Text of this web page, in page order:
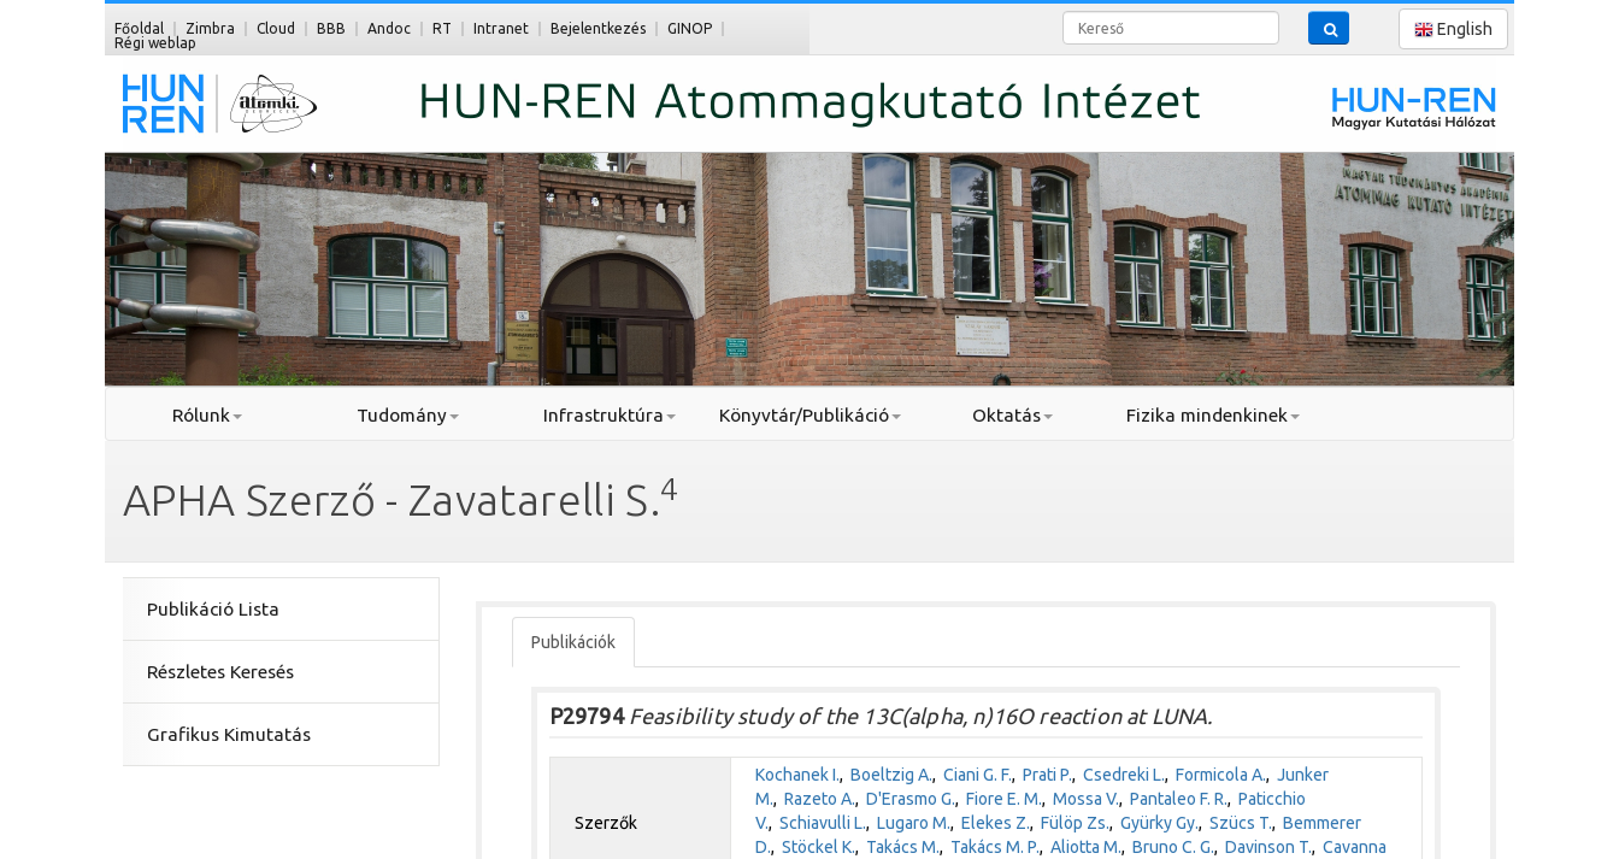
Főoldal Zimbra Cloud BBB Andoc RT Intranet Bejelentkezés
GINOP
Régi weblap
Kereső English
Rólunk Tudomány Infrastruktúra Könyvtár/Publikáció Oktatás Fizika mindenkinek
APHA Szerző - Zavatarelli S.4
Publikáció Lista
Részletes Keresés
Grafikus Kimutatás
Publikációk
P29794Feasibility study of the 13C(alpha, n)16O reaction at LUNA.
Szerzők
Kochanek I., Boeltzig A., Ciani G. F., Prati P., Csedreki L., Formicola A., Junker
M., Razeto A., D'Erasmo G., Fiore E. M., Mossa V., Pantaleo F. R., Paticchio
V., Schiavulli L., Lugaro M., Elekes Z., Fülöp Zs., Gyürky Gy., Szücs T., Bemmerer
D., Stöckel K., Takács M., Takács M. P., Aliotta M., Bruno C. G., Davinson T., Cavanna